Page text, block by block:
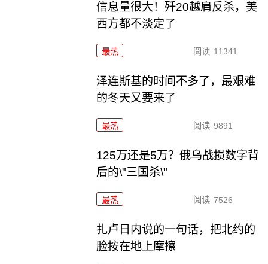
信息量很大！歼20越肩反杀，美
西方都不淡定了
最热 阅读 11341
泽连斯基的时间不多了，最艰难
的冬天又要来了
最热 阅读 9891
125万还是5万？俄乌战损数字背
后的\"三国杀\"
最热 阅读 7526
扎卢日内说的一句话，把北约的
脸按在地上摩擦